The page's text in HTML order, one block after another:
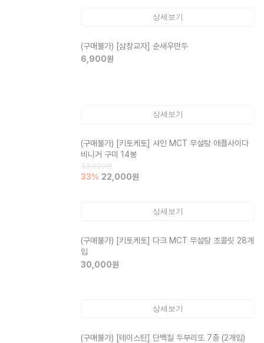
상세보기
(구매불가) [삼창교자] 순새우만두
6,900원
상세보기
(구매불가) [키토케토] 샤인 MCT 무설탕 애플사이다
비니거 구미 14봉
33,000원
33% 22,000원
상세보기
(구매불가) [키토케토] 다크 MCT 무설탕 초콜릿 28개
입
30,000원
상세보기
(구매불가) [테이스틴] 단백질 두부리또 7종 (2개입)